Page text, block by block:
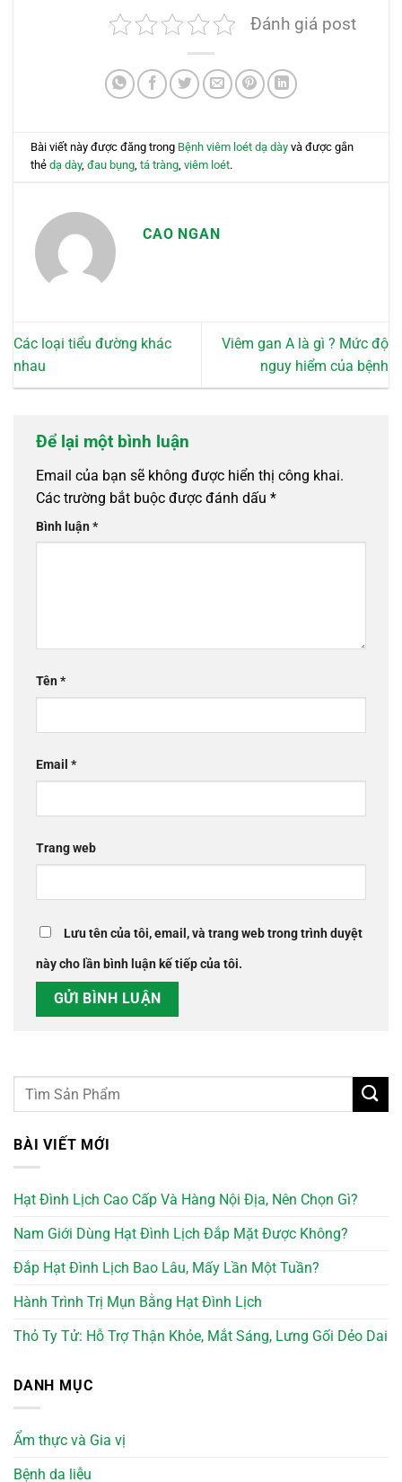
Đánh giá post
Bài viết này được đăng trong Bệnh viêm loét dạ dày và được gắn
thẻdạ dày,đau bụng,tá tràng,viêm loét.
CAO NGAN
Các loại tiểu đường khác
nhau
Viêm gan A là gì ? Mức độ
nguy hiểm của bệnh
Để lại một bình luận
Email của bạn sẽ không được hiển thị công khai.
Các trường bắt buộc được đánh dấu *
Bình luận*
Tên*
Email *
Trang web
Lưu tên của tôi, email, và trang web trong trình duyệt
này cho lần bình luận kế tiếp của tôi.
BÀI VIẾT MỚI
Hạt Đình Lịch Cao Cấp Và Hàng Nội Địa, Nên Chọn Gì?
Nam Giới Dùng Hạt Đình Lịch Đắp Mặt Được Không?
Đắp Hạt Đình Lịch Bao Lâu, Mấy Lần Một Tuần?
Hành Trình Trị Mụn Bằng Hạt Đình Lịch
Thỏ Ty Tử: Hỗ Trợ Thận Khỏe, Mắt Sáng, Lưng Gối Dẻo Dai
DANH MỤC
Ẩm thực và Gia vị
Bệnh da liễu